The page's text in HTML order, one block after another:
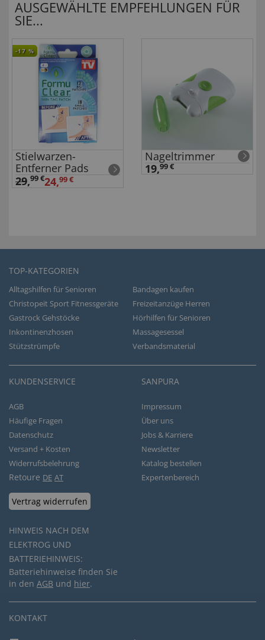
AUSGEWÄHLTE EMPFEHLUNGEN FÜR
SIE...
-17 %
Stielwarzen-
Entferner Pads
29,99 €24,99 €
Nageltrimmer
19,99 €
TOP-KATEGORIEN
Alltagshilfen für Senioren
Bandagen kaufen
Christopeit Sport Fitnessgeräte
Freizeitanzüge Herren
Gastrock Gehstöcke
Hörhilfen für Senioren
Inkontinenzhosen
Massagesessel
Stützstrümpfe
Verbandsmaterial
KUNDENSERVICE
AGB
Häufige Fragen
Datenschutz
Versand + Kosten
Widerrufsbelehrung
Retoure DE AT
Vertrag widerrufen
HINWEIS NACH DEM
ELEKTROG UND
BATTERIEHINWEIS:
Batteriehinweise finden Sie
in den AGB und hier.
SANPURA
Impressum
Über uns
Jobs & Karriere
Newsletter
Katalog bestellen
Expertenbereich
KONTAKT